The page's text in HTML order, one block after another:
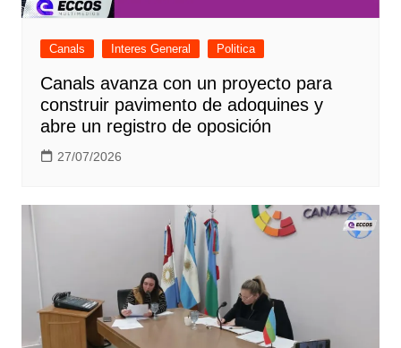
Canals Interes General Politica
Canals avanza con un proyecto para
construir pavimento de adoquines y
abre un registro de oposición
27/07/2026